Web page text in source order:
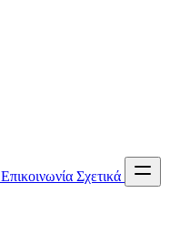
Επικοινωνία Σχετικά